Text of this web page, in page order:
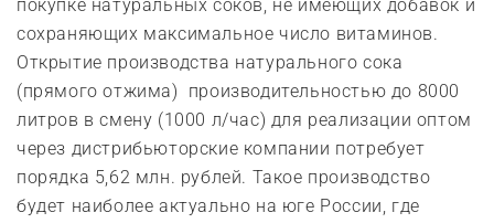
покупке натуральных соков, не имеющих добавок и
сохраняющих максимальное число витаминов.
Открытие производства натурального сока
(прямого отжима) производительностью до 8000
литров в смену (1000 л/час) для реализации оптом
через дистрибьюторские компании потребует
порядка 5,62 млн. рублей. Такое производство
будет наиболее актуально на юге России, где